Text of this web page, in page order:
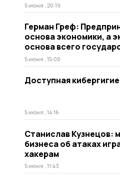
5 июня , 20:19
Герман Греф:
основа экономики, а
основа всего
5 июня , 15:00
Доступная
5 июня , 14:16
Станислав Кузнецов:
бизнеса об атаках
хакерам
5 июня , 11:43